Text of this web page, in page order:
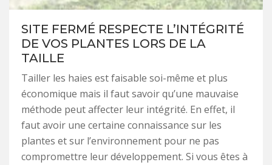
SITE FERMÉ RESPECTE L’INTÉGRITÉ
DE VOS PLANTES LORS DE LA
TAILLE
Tailler les haies est faisable soi-même et plus
économique mais il faut savoir qu’une mauvaise
méthode peut affecter leur intégrité. En effet, il
faut avoir une certaine connaissance sur les
plantes et sur l’environnement pour ne pas
compromettre leur développement. Si vous êtes à